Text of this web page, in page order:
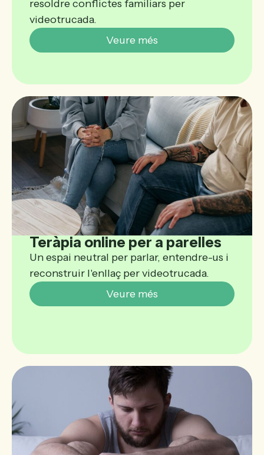
resoldre conflictes familiars per
videotrucada.
Veure més
Teràpia online per a parelles
Un espai neutral per parlar, entendre-us i
reconstruir l'enllaç per videotrucada.
Veure més